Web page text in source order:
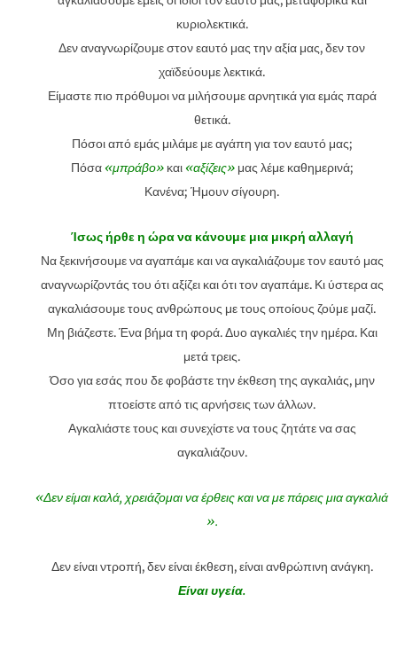
κυριολεκτικά.
Δεν αναγνωρίζουμε στον εαυτό μας την αξία μας, δεν τον
χαϊδεύουμε λεκτικά.
Είμαστε πιο πρόθυμοι να μιλήσουμε αρνητικά για εμάς παρά
θετικά.
Πόσοι από εμάς μιλάμε με αγάπη για τον εαυτό μας;
Πόσα «μπράβο»και «αξίζεις»μας λέμε καθημερινά;
Κανένα; Ήμουν σίγουρη.
Ίσως ήρθε η ώρα να κάνουμε μια μικρή αλλαγή
Να ξεκινήσουμε να αγαπάμε και να αγκαλιάζουμε τον εαυτό μας
αναγνωρίζοντάς του ότι αξίζει και ότι τον αγαπάμε. Κι ύστερα ας
αγκαλιάσουμε τους ανθρώπους με τους οποίους ζούμε μαζί.
Μη βιάζεστε. Ένα βήμα τη φορά. Δυο αγκαλιές την ημέρα. Και
μετά τρεις.
Όσο για εσάς που δε φοβάστε την έκθεση της αγκαλιάς, μην
πτοείστε από τις αρνήσεις των άλλων.
Αγκαλιάστε τους και συνεχίστε να τους ζητάτε να σας
αγκαλιάζουν.
«Δεν είμαι καλά, χρειάζομαι να έρθεις και να με πάρεις μια αγκαλιά
».
Δεν είναι ντροπή, δεν είναι έκθεση, είναι ανθρώπινη ανάγκη.
Είναι υγεία.